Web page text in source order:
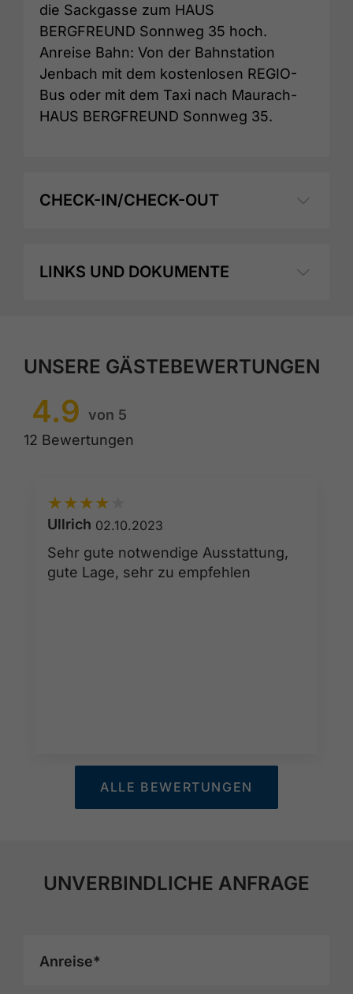
die Sackgasse zum HAUS
BERGFREUND Sonnweg 35 hoch.
Anreise Bahn: Von der Bahnstation
Jenbach mit dem kostenlosen REGIO-
Bus oder mit dem Taxi nach Maurach-
HAUS BERGFREUND Sonnweg 35.
CHECK-IN/CHECK-OUT
LINKS UND DOKUMENTE
UNSERE GÄSTEBEWERTUNGEN
4.9 von 5
12 Bewertungen
★★★★
Ullrich 02.10.2023
Sehr gute notwendige Ausstattung,
gute Lage, sehr zu empfehlen
ALLE BEWERTUNGEN
UNVERBINDLICHE ANFRAGE
Anreise*